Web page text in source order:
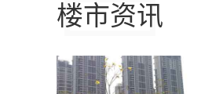
楼市资讯